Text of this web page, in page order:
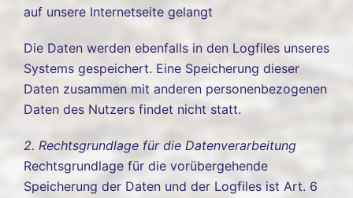
auf unsere Internetseite gelangt
Die Daten werden ebenfalls in den Logfiles unseres
Systems gespeichert. Eine Speicherung dieser
Daten zusammen mit anderen personenbezogenen
Daten des Nutzers findet nicht statt.
2. Rechtsgrundlage für die Datenverarbeitung
Rechtsgrundlage für die vorübergehende
Speicherung der Daten und der Logfiles ist Art. 6